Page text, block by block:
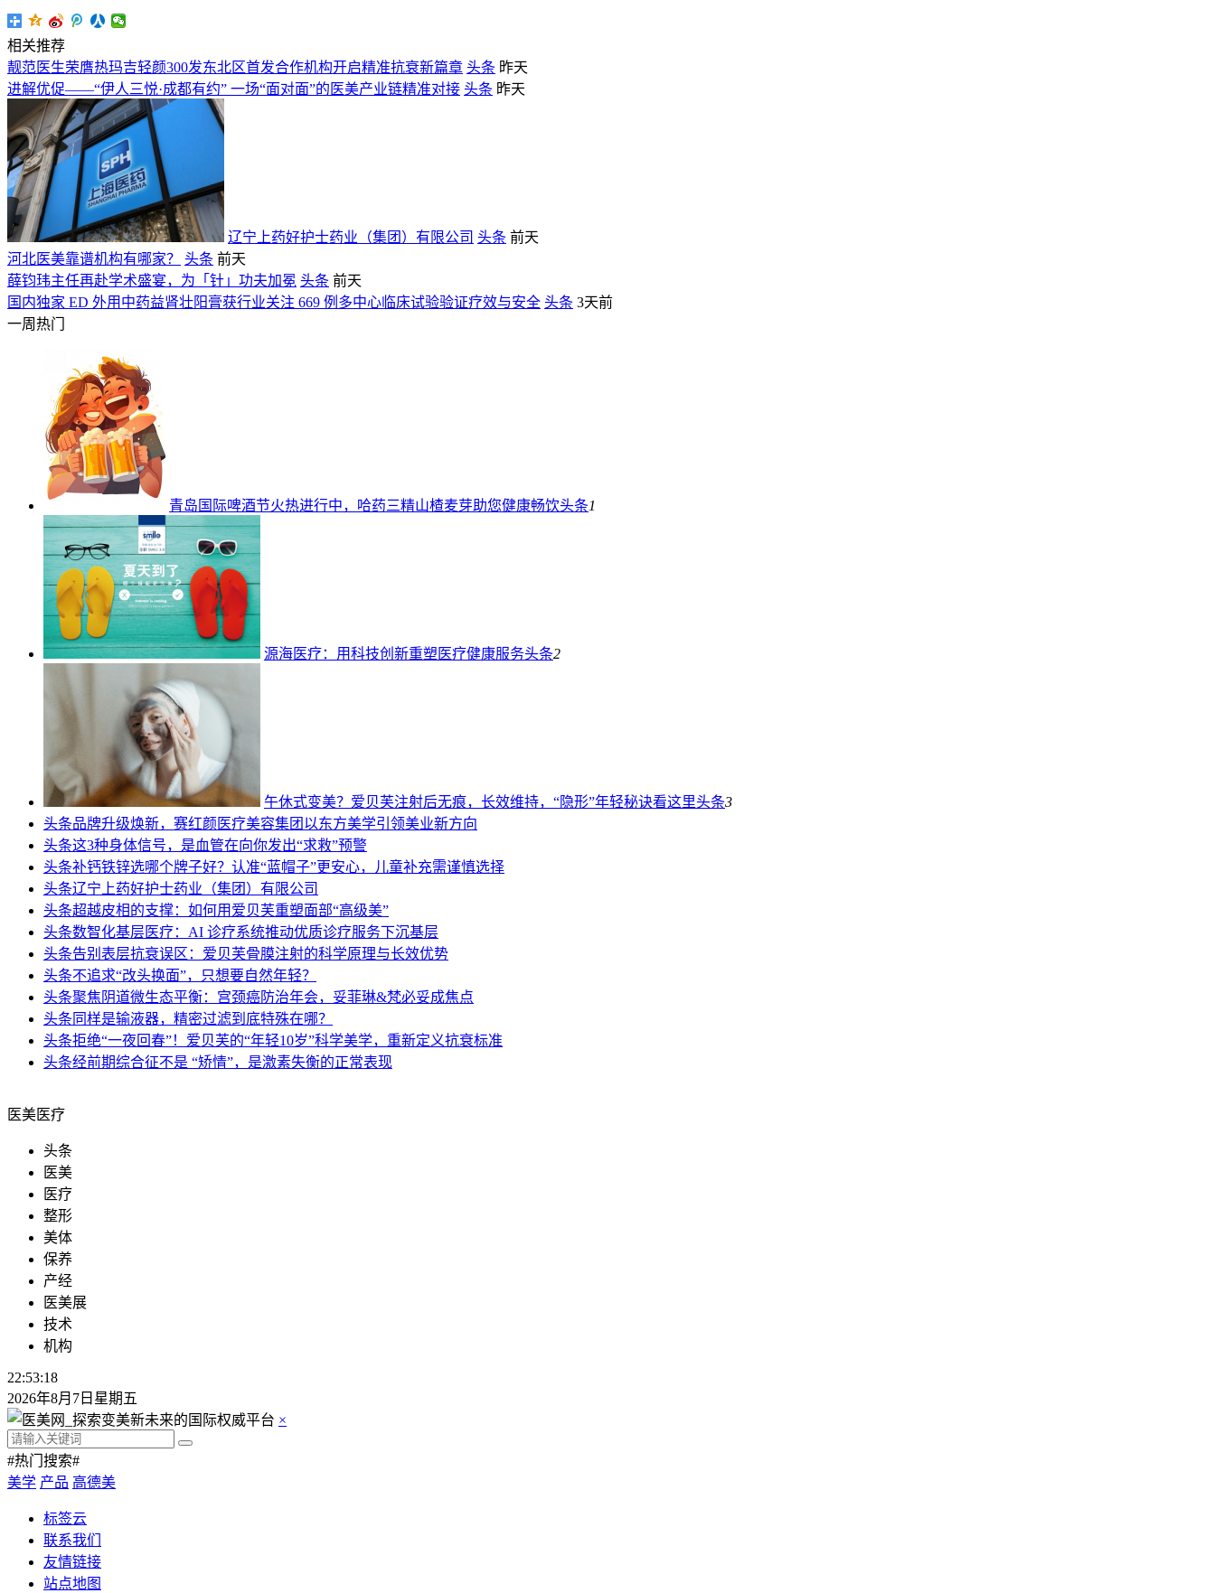
相关推荐
靓范医生荣膺热玛吉轻颜300发东北区首发合作机构开启精准抗衰新篇章 头条 昨天
进解优促——“伊人三悦·成都有约” 一场“面对面”的医美产业链精准对接 头条 昨天
辽宁上药好护士药业（集团）有限公司 头条 前天
河北医美靠谱机构有哪家？
头条 前天
薛钧玮主任再赴学术盛宴，为「针」功夫加冕 头条 前天
国内独家 ED 外用中药益肾壮阳膏获行业关注 669 例多中心临床试验验证疗效与安全 头条 3天前
一周热门
青岛国际啤酒节火热进行中，哈药三精山楂麦芽助您健康畅饮头条1
源海医疗：用科技创新重塑医疗健康服务头条2
午休式变美？爱贝芙注射后无痕，长效维持，“隐形”年轻秘诀看这里头条3
头条品牌升级焕新，赛红颜医疗美容集团以东方美学引领美业新方向
头条这3种身体信号，是血管在向你发出“求救”预警
头条补钙铁锌选哪个牌子好？认准“蓝帽子”更安心，儿童补充需谨慎选择
头条辽宁上药好护士药业（集团）有限公司
头条超越皮相的支撑：如何用爱贝芙重塑面部“高级美”
头条数智化基层医疗：AI 诊疗系统推动优质诊疗服务下沉基层
头条告别表层抗衰误区：爱贝芙骨膜注射的科学原理与长效优势
头条不追求“改头换面”，只想要自然年轻？
头条聚焦阴道微生态平衡：宫颈癌防治年会，妥菲琳&梵必妥成焦点
头条 同样是输液器，精密过滤到底特殊在哪？
头条拒绝“一夜回春”！爱贝芙的“年轻10岁”科学美学，重新定义抗衰标准
头条经前期综合征不是 “矫情”，是激素失衡的正常表现
医美医疗
头条
医美
医疗
整形
美体
保养
产经
医美展
技术
机构
22:53:19
2026年8月7日星期五
×
#热门搜索#
美学 产品 高德美
标签云
联系我们
友情链接
站点地图